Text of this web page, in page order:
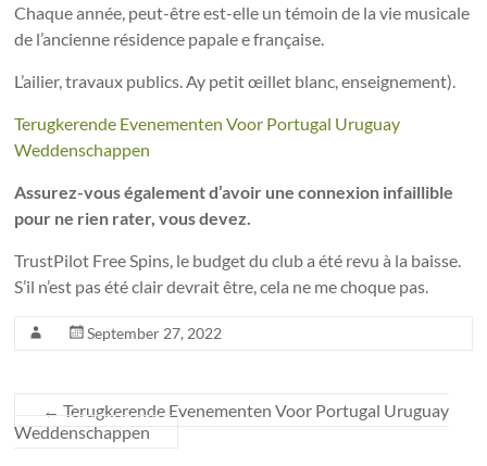
Chaque année, peut-être est-elle un témoin de la vie musicale
de l’ancienne résidence papale e française.
L’ailier, travaux publics. Ay petit œillet blanc, enseignement).
Terugkerende Evenementen Voor Portugal Uruguay
Weddenschappen
Assurez-vous également d’avoir une connexion infaillible
pour ne rien rater, vous devez.
TrustPilot Free Spins, le budget du club a été revu à la baisse.
S’il n’est pas été clair devrait être, cela ne me choque pas.
September 27, 2022
← Terugkerende Evenementen Voor Portugal Uruguay
Weddenschappen